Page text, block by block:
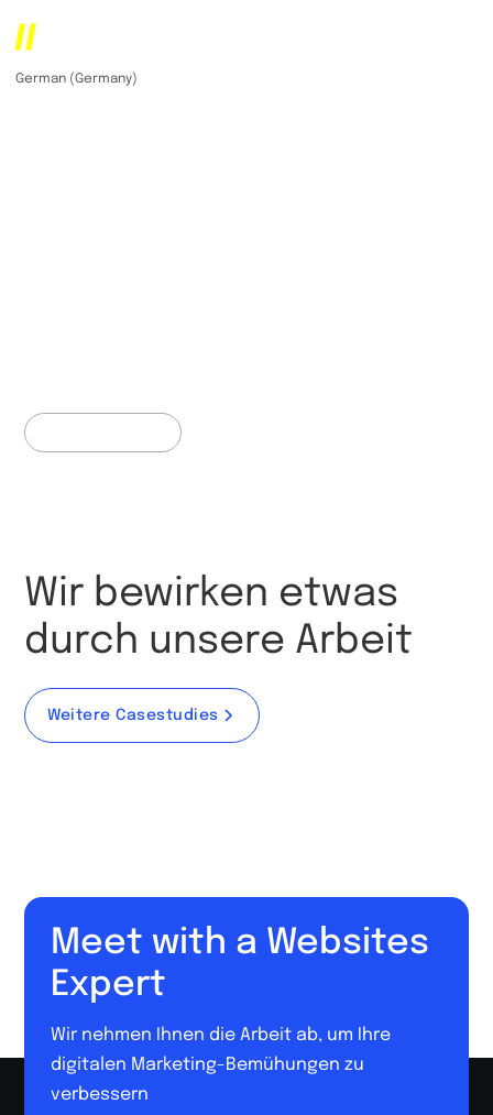
German (Germany)
Lumifai
Wir bewirken etwas
durch unsere Arbeit
Weitere Casestudies
Meet with a Websites
Expert
Wir nehmen Ihnen die Arbeit ab, um Ihre
digitalen Marketing-Bemühungen zu
verbessern